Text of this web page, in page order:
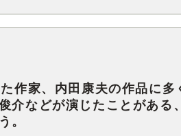
作家、内田康夫の作品に多
介などが演じたことがある
。